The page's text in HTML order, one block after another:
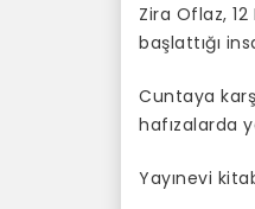
Zira Oflaz,
başlattığı
Cuntaya
hafızalarda
Yayınevi